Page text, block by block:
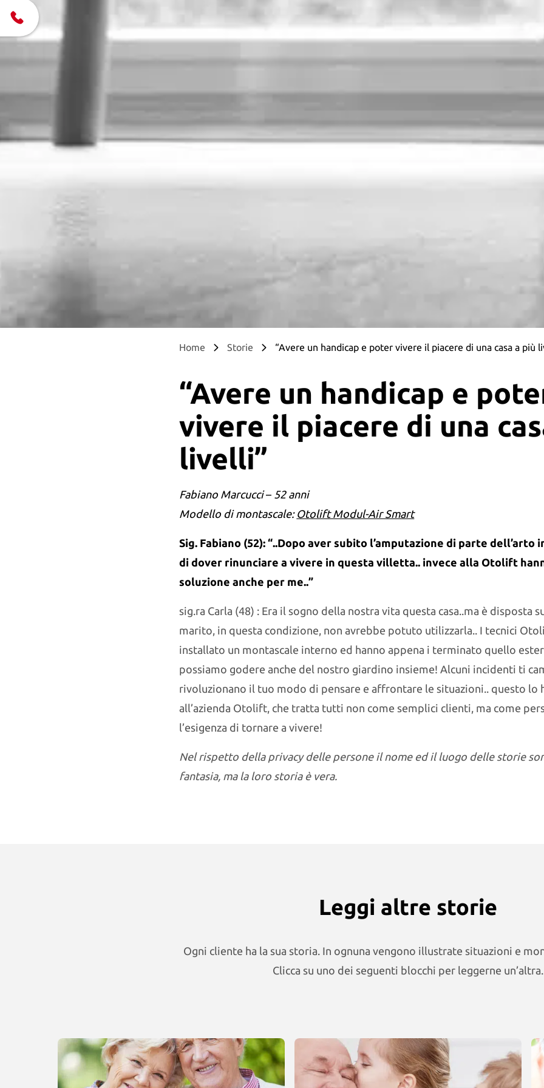
Home Storie “Avere un handicap e poter vivere il piacere di una casa a più
“Avere un handicap e
vivere il piacere di una
livelli”
Fabiano Marcucci– 52 anni
Modello di montascale: Otolift Modul-Air Smart
Sig. Fabiano (52): “..Dopo aver subito l’amputazione di parte dell’arto
di dover rinunciare a vivere in questa villetta.. invece alla Otolift
soluzione anche per me..”
sig.ra Carla (48) : Era il sogno della nostra vita questa casa..ma è disposta
marito, in questa condizione, non avrebbe potuto utilizzarla.. I tecnici
installato un montascale interno ed hanno appena i terminato quello
possiamo godere anche del nostro giardino insieme! Alcuni incidenti ti
rivoluzionano il tuo modo di pensare e affrontare le situazioni.. questo lo
all’azienda Otolift, che tratta tutti non come semplici clienti, ma come
l’esigenza di tornare a vivere!
Nel rispetto della privacy delle persone il nome ed il luogo delle storie
fantasia, ma la loro storia è vera.
Leggi altre storie
Ogni cliente ha la sua storia. In ognuna vengono illustrate situazioni e
Clicca su uno dei seguenti blocchi per leggerne un’altra.